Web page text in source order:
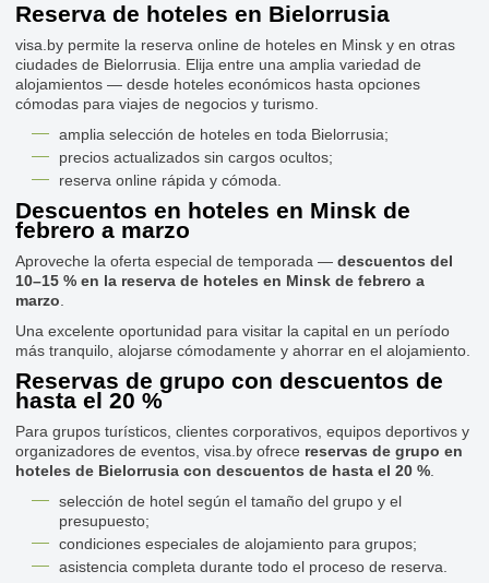
Reserva de hoteles en Bielorrusia
visa.by permite la reserva online de hoteles en Minsk y en otras
ciudades de Bielorrusia. Elija entre una amplia variedad de
alojamientos — desde hoteles económicos hasta opciones
cómodas para viajes de negocios y turismo.
amplia selección de hoteles en toda Bielorrusia;
precios actualizados sin cargos ocultos;
reserva online rápida y cómoda.
Descuentos en hoteles en Minsk de
febrero a marzo
Aproveche la oferta especial de temporada — descuentos del
10–15 % en la reserva de hoteles en Minsk de febrero a
marzo
Una excelente oportunidad para visitar la capital en un período
más tranquilo, alojarse cómodamente y ahorrar en el alojamiento.
Reservas de grupo con descuentos de
hasta el 20 %
Para grupos turísticos, clientes corporativos, equipos deportivos y
organizadores de eventos, visa.by ofrece reservas de grupo en
hoteles de Bielorrusia con descuentos de hasta el 20 %
selección de hotel según el tamaño del grupo y el
presupuesto;
condiciones especiales de alojamiento para grupos;
asistencia completa durante todo el proceso de reserva.